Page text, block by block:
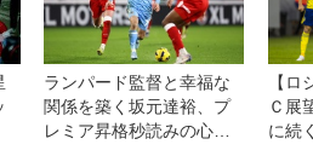
ランパード監督と幸福な
関係を築く坂元達裕、プ
レミア昇格秒読みの心境
【
Ｃ展
に続